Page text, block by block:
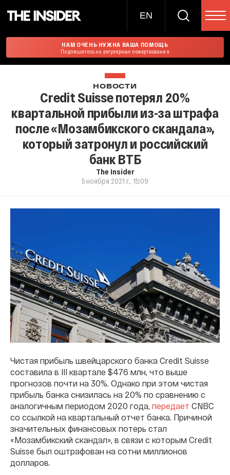
EN
НАМ ОЧЕНЬ НУЖНА ВАША ПОМОЩЬ
Подпишитесь на регулярные пожертвования
НОВОСТИ
Credit Suisse потерял 20%
квартальной прибыли из-за штрафа
после «Мозамбикского скандала»,
который затронул и российский
банк ВТБ
The Insider
5 ноября 2021 г., 15:09
Чистая прибыль швейцарского банка Credit Suisse
составила в III квартале $476 млн, что выше
прогнозов почти на 30%. Однако при этом чистая
прибыль банка снизилась на 20% по сравнению с
аналогичным периодом 2020 года, передает CNBC
со ссылкой на квартальный отчет банка. Причиной
значительных финансовых потерь стал
«Мозамбикский скандал», в связи с которым Credit
Suisse был оштрафован на сотни миллионов
долларов.